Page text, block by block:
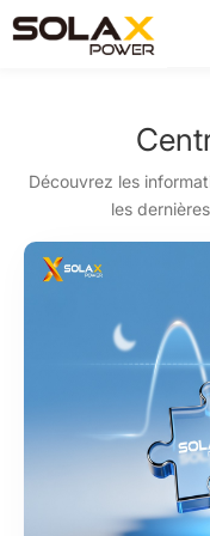
Découvrez les
les